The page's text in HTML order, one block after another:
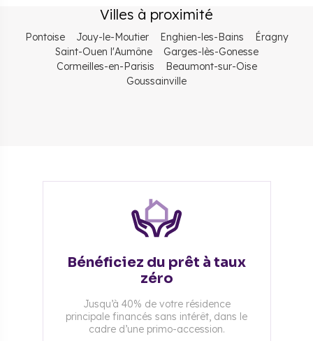
Villes à proximité
Pontoise Jouy-le-Moutier Enghien-les-Bains
Éragny
Saint-Ouen l'Aumône
Garges-lès-Gonesse
Cormeilles-en-Parisis
Beaumont-sur-Oise
Goussainville
Bénéficiez du prêt à taux
zéro
Jusqu’à 40% de votre résidence
principale financés sans intérêt, dans le
cadre d’une primo-accession.